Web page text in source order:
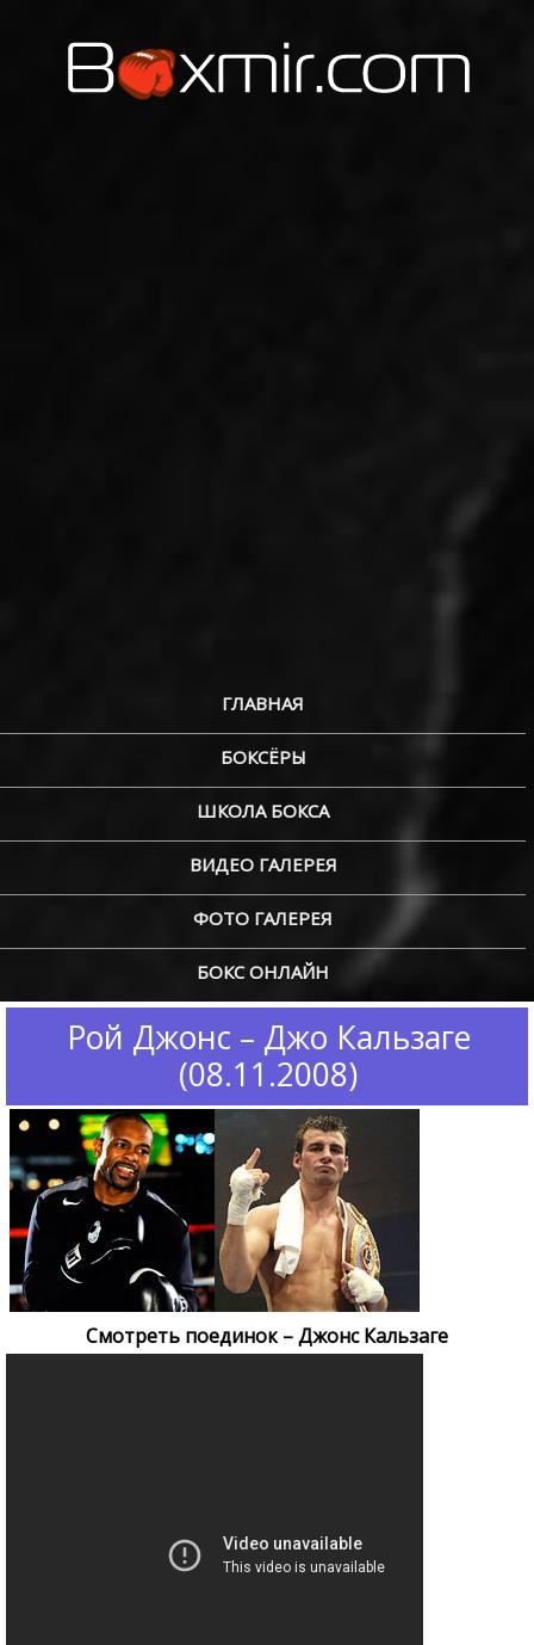
ГЛАВНАЯ
БОКСЁРЫ
ШКОЛА БОКСА
ВИДЕО ГАЛЕРЕЯ
ФОТО ГАЛЕРЕЯ
БОКС ОНЛАЙН
Рой Джонс – Джо Кальзаге
(08.11.2008)
Смотреть поединок – Джонс Кальзаге